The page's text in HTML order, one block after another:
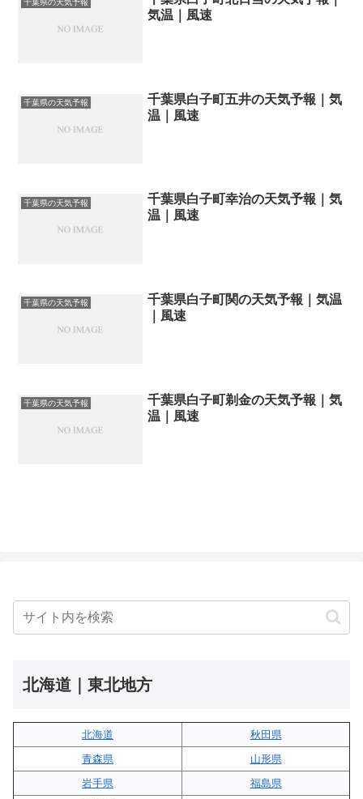
千葉県の天気予報
気温｜風速
千葉県の天気予報
千葉県白子町五井の天気予報｜気
温｜風速
千葉県の天気予報
千葉県白子町幸治の天気予報｜気
温｜風速
千葉県の天気予報
千葉県白子町関の天気予報｜気温
｜風速
千葉県の天気予報
千葉県白子町剃金の天気予報｜気
温｜風速
北海道｜東北地方
北海道
秋田県
青森県
山形県
岩手県
福島県